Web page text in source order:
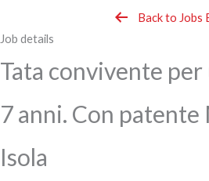
Back to Jobs
Job details
Tata convivente per
7 anni. Con patente
Isola